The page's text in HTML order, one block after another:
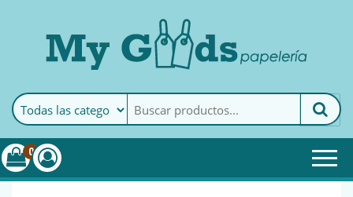
MyGoods · PapeleríaMy Goods es tu papelería
online de confianza. Podrás
encontrar todo lo necesario
0